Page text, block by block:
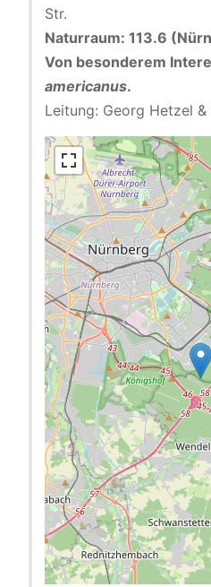
Str.
Naturraum: 113.6
Von besonderem
americanus.
Leitung: Georg Hetzel &